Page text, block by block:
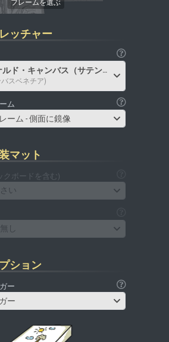
ッチャー
ド・キャンバス（サテン）
スベネチア)
ム
ーム - 側面に鏡像
マット
クボードを含む)
い
し
ション
ー
ー